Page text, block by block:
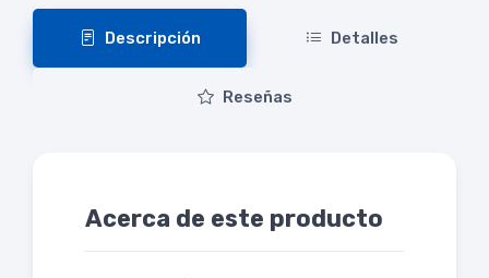
Descripción Detalles
Reseñas
Acerca de este producto